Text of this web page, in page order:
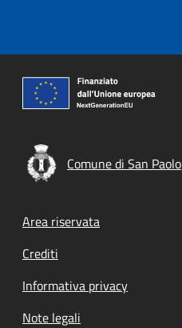
Comune di San Paolo
Footer menu
Area riservata
Crediti
Informativa privacy
Note legali